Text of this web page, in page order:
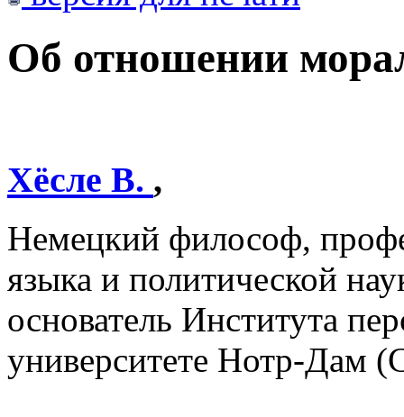
Об отношении
Хёсле В. ,
Немецкий философ,
языка и политической
основатель Института
университете Нотр-